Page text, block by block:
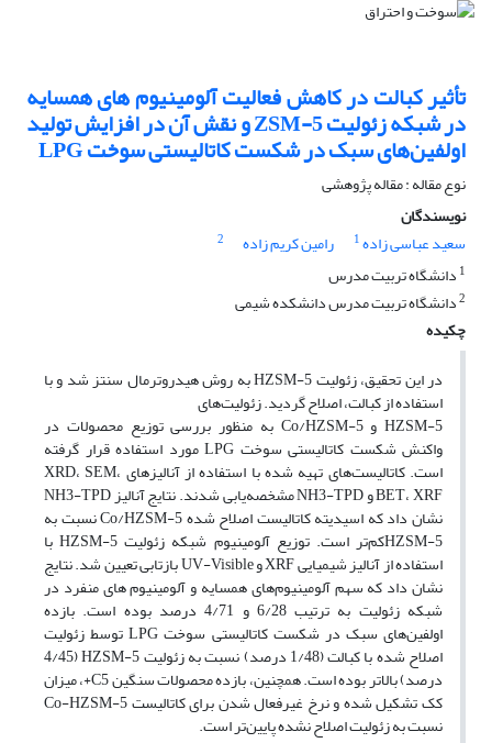
تأثیر کبالت در کاهش فعالیت آلومینیوم های همسایه
در شبکه زئولیت ZSM-5 و نقش آن در افزایش تولید
اولفین‌های سبک در شکست کاتالیستی سوخت LPG
نوع مقاله : مقاله پژوهشی
نویسندگان
سعید عباسی زاده1 رامین کریم زاده
2
1 دانشگاه تربیت مدرس
2دانشگاه تربیت مدرس دانشکده شیمی
چکیده
در این تحقیق، زئولیت HZSM-5 به روش هیدروترمال سنتز شد و با
استفاده از کبالت، اصلاح گردید. زئولیت‌های
HZSM-5 و Co/HZSM-5 به منظور بررسی توزیع محصولات در
واکنش شکست کاتالیستی سوخت LPG مورد استفاده قرار گرفته
است. کاتالیست‌های تهیه شده با استفاده از آنالیزهای XRD، SEM،
BET، XRF و NH3-TPD مشخصه‌یابی شدند. نتایج آنالیز NH3-TPD
نشان داد که اسیدیته کاتالیست اصلاح شده Co/HZSM-5 نسبت به
HZSM-5کم‌تر است. توزیع آلومینیوم شبکه زئولیت HZSM-5 با
استفاده از آنالیز شیمیایی XRF و UV-Visible بازتابی تعیین شد. نتایج
نشان داد که سهم آلومینیوم‌های همسایه و آلومینیوم های منفرد در
شبکه زئولیت به ترتیب 6/28 و 4/71 درصد بوده است. بازده
اولفین‌های سبک در شکست کاتالیستی سوخت LPG توسط زئولیت
اصلاح شده با کبالت (1/48 درصد) نسبت به زئولیت HZSM-5 (4/45
درصد) بالاتر بوده است. همچنین، بازده محصولات سنگین C5+، میزان
کک تشکیل شده و نرخ غیرفعال شدن برای کاتالیست Co-HZSM-5
نسبت به زئولیت اصلاح نشده پایین‌تر است.